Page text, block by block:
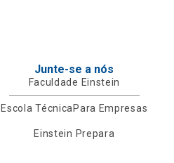
Junte-se a nós
Faculdade Einstein
Escola TécnicaPara Empresas
Einstein Prepara